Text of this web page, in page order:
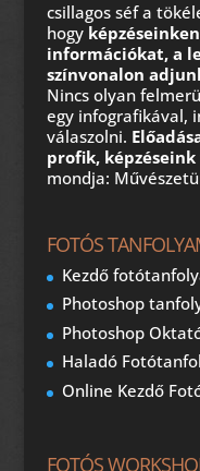
csillagos séf a
hogy
információkat, a
színvonalon
Nincs olyan
egy infografikával,
válaszolni.
profik,
mondja:
FOTÓS
Kezdő
Photoshop
Photoshop
Haladó
Online Kezdő
FOTÓS